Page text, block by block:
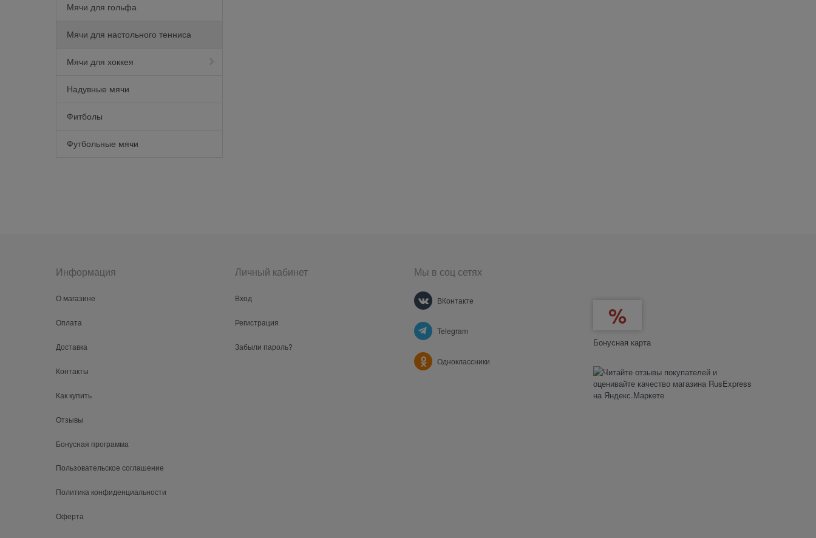
Мячи для гольфа
Мячи для настольного тенниса
Мячи для хоккея
Надувные мячи
Фитболы
Футбольные мячи
Информация
О магазине
Оплата
Доставка
Контакты
Как купить
Отзывы
Бонусная программа
Пользовательское соглашение
Политика конфиденциальности
Оферта
Личный кабинет
Вход
Регистрация
Забыли пароль?
Мы в соц сетях
ВКонтакте
Telegram
Одноклассники
Бонусная карта